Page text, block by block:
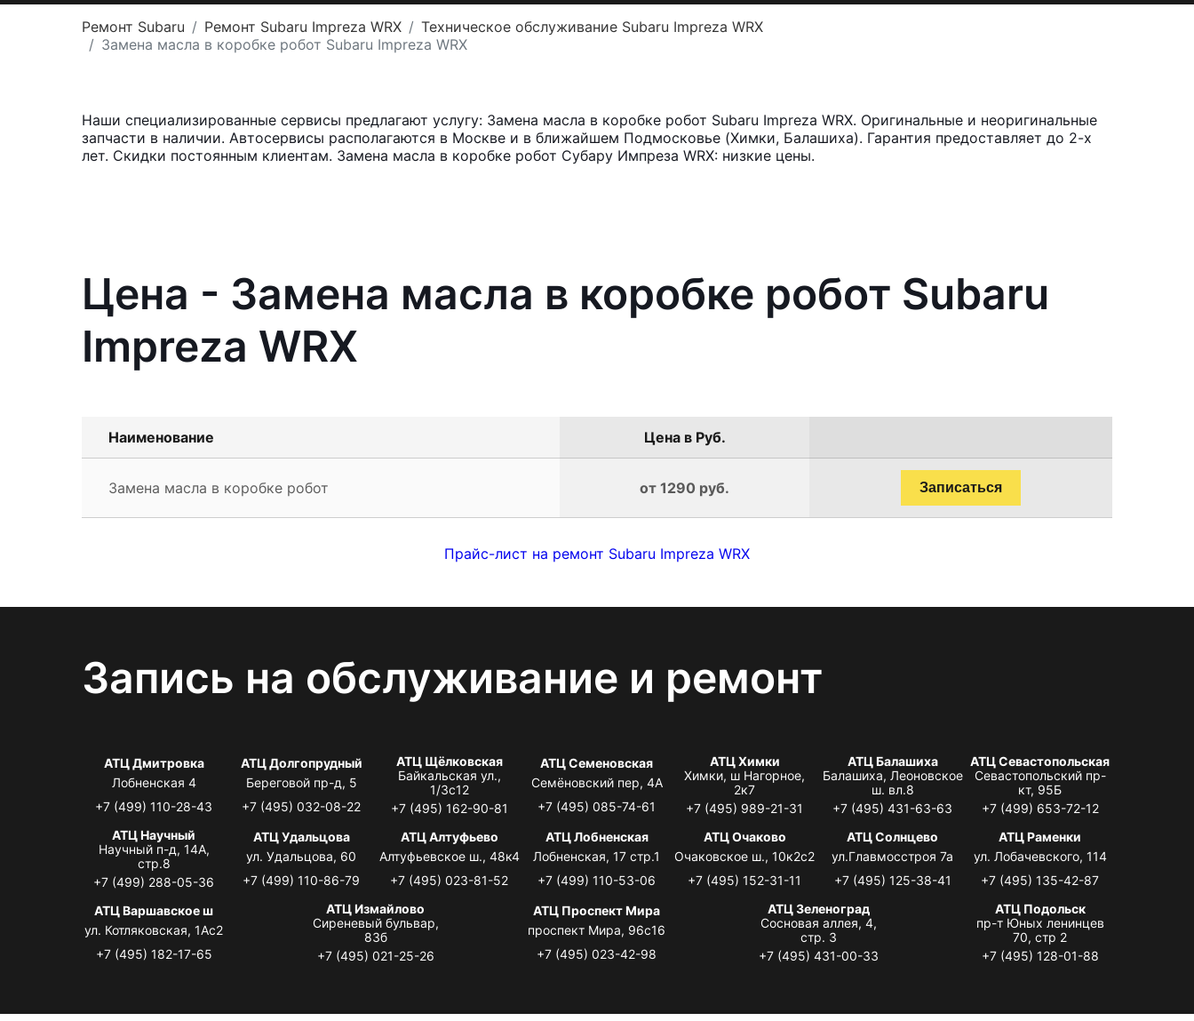
Ремонт Subaru Ремонт Subaru Impreza WRX
Техническое обслуживание Subaru Impreza WRX
Замена масла в коробке робот Subaru Impreza WRX
Наши специализированные сервисы предлагают услугу: Замена масла в коробке робот Subaru Impreza WRX. Оригинальные и неоригинальные
запчасти в наличии. Автосервисы располагаются в Москве и в ближайшем Подмосковье (Химки, Балашиха). Гарантия предоставляет до 2-х
лет. Скидки постоянным клиентам. Замена масла в коробке робот Субару Импреза WRX: низкие цены.
Цена - Замена масла в коробке робот Subaru
Impreza WRX
Наименование Цена в Руб.
Замена масла в коробке робот от 1290 руб. Записаться
Прайс-лист на ремонт Subaru Impreza WRX
Запись на обслуживание и ремонт
АТЦ Дмитровка
Лобненская 4
+7 (499) 110-28-43
АТЦ Долгопрудный
Береговой пр-д, 5
+7 (495) 032-08-22
АТЦ Щёлковская
Байкальская ул.,
1/3с12
+7 (495) 162-90-81
АТЦ Семеновская
Семёновский пер, 4А
+7 (495) 085-74-61
АТЦ Химки
Химки, ш Нагорное,
2к7
+7 (495) 989-21-31
АТЦ Балашиха
Балашиха, Леоновское
ш. вл.8
+7 (495) 431-63-63
АТЦ Севастопольская
Севастопольский пр-
кт, 95Б
+7 (499) 653-72-12
АТЦ Научный
Научный п-д, 14А,
стр.8
+7 (499) 288-05-36
АТЦ Удальцова
ул. Удальцова, 60
+7 (499) 110-86-79
АТЦ Алтуфьево
Алтуфьевское ш., 48к4
+7 (495) 023-81-52
АТЦ Лобненская
Лобненская, 17 стр.1
+7 (499) 110-53-06
АТЦ Очаково
Очаковское ш., 10к2с2
+7 (495) 152-31-11
АТЦ Солнцево
ул.Главмосстроя 7а
+7 (495) 125-38-41
АТЦ Раменки
ул. Лобачевского, 114
+7 (495) 135-42-87
АТЦ Варшавское ш
ул. Котляковская, 1Ас2
+7 (495) 182-17-65
АТЦ Измайлово
Сиреневый бульвар,
83б
+7 (495) 021-25-26
АТЦ Проспект Мира
проспект Мира, 96с16
+7 (495) 023-42-98
АТЦ Зеленоград
Сосновая аллея, 4,
стр. 3
+7 (495) 431-00-33
АТЦ Подольск
пр-т Юных ленинцев
70, стр 2
+7 (495) 128-01-88